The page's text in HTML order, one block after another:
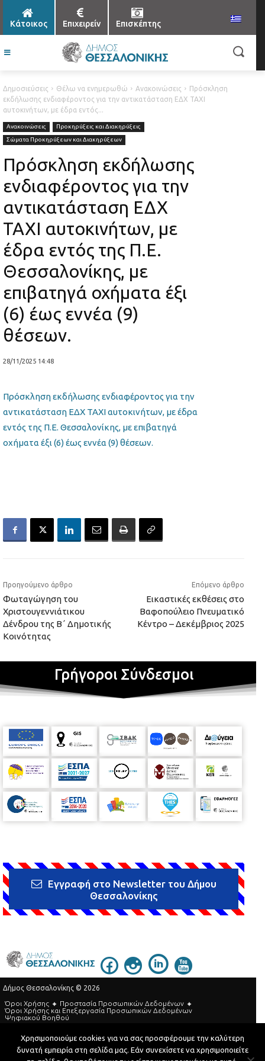
Κάτοικος Επιχειρείν Επισκέπτης
Δημοσιεύσεις Θέλω να ενημερωθώ Ανακοινώσεις
Πρόσκληση
εκδήλωσης ενδιαφέροντος για την αντικατάσταση ΕΔΧ ΤΑΧΙ
αυτοκινήτων, με έδρα εντός...
Ανακοινώσεις
Προκηρύξεις και Διακηρύξεις
Σώματα Προκηρύξεων και Διακηρύξεων
Πρόσκληση εκδήλωσης
ενδιαφέροντος για την
αντικατάσταση ΕΔΧ
ΤΑΧΙ αυτοκινήτων, με
έδρα εντός της Π.Ε.
Θεσσαλονίκης, με
επιβατηγά οχήματα έξι
(6) έως εννέα (9)
θέσεων.
28/11/2025 14:48
Πρόσκληση εκδήλωσης ενδιαφέροντος για την
αντικατάσταση ΕΔΧ ΤΑΧΙ αυτοκινήτων, με έδρα
εντός της Π.Ε. Θεσσαλονίκης, με επιβατηγά
οχήματα έξι (6) έως εννέα (9) θέσεων.
Προηγούμενο άρθρο
Φωταγώγηση του
Χριστουγεννιάτικου
Δένδρου της Β΄ Δημοτικής
Κοινότητας
Επόμενο άρθρο
Εικαστικές εκθέσεις στο
Βαφοπούλειο Πνευματικό
Κέντρο – Δεκέμβριος 2025
Γρήγοροι Σύνδεσμοι
Εγγραφή στο Newsletter του Δήμου
Θεσσαλονίκης
Δήμος Θεσσαλονίκης © 2026
Όροι Χρήσης
Προστασία Προσωπικών Δεδομένων
Όροι Xρήσης και Eπεξεργασία Προσωπικών Δεδομένων
Ψηφιακού Βοηθού
Τηλεφωνικός Κατάλογος
Developed by MyCompany Projects
Χρησιμοποιούμε cookies για να σας προσφέρουμε την καλύτερη
δυνατή εμπειρία στη σελίδα μας. Εάν συνεχίσετε να χρησιμοποιείτε